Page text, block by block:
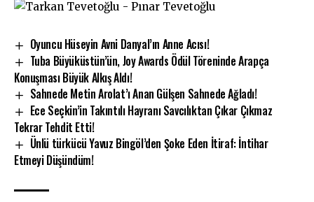
Oyuncu Hüseyin Avni Danyal’ın Anne Acısı!
Tuba Büyüküstün’ün, Joy Awards Ödül Töreninde Arapça
Konuşması Büyük Alkış Aldı!
Sahnede Metin Arolat’ı Anan Gülşen Sahnede Ağladı!
Ece Seçkin’in Takıntılı Hayranı Savcılıktan Çıkar Çıkmaz
Tekrar Tehdit Etti!
Ünlü türkücü Yavuz Bingöl’den Şoke Eden İtiraf: İntihar
Etmeyi Düşündüm!